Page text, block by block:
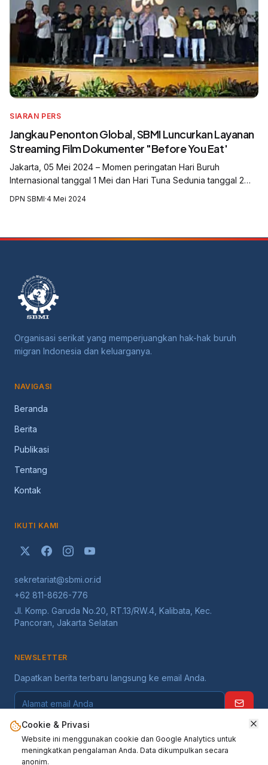
SIARAN PERS
Jangkau Penonton Global, SBMI Luncurkan Layanan
Streaming Film Dokumenter "Before You Eat'
Jakarta, 05 Mei 2024 – Momen peringatan Hari Buruh
Internasional tanggal 1 Mei dan Hari Tuna Sedunia tanggal 2
DPN SBMI·4 Mei 2024
Organisasi serikat yang memperjuangkan hak-hak buruh
migran Indonesia dan keluarganya.
NAVIGASI
Beranda
Berita
Publikasi
Tentang
Kontak
IKUTI KAMI
sekretariat@sbmi.or.id
+62 811-8626-776
Jl. Komp. Garuda No.20, RT.13/RW.4, Kalibata, Kec.
Pancoran, Jakarta Selatan
NEWSLETTER
Dapatkan berita terbaru langsung ke email Anda.
Cookie & Privasi
Website ini menggunakan cookie dan Google Analytics untuk
meningkatkan pengalaman Anda. Data dikumpulkan secara
anonim.